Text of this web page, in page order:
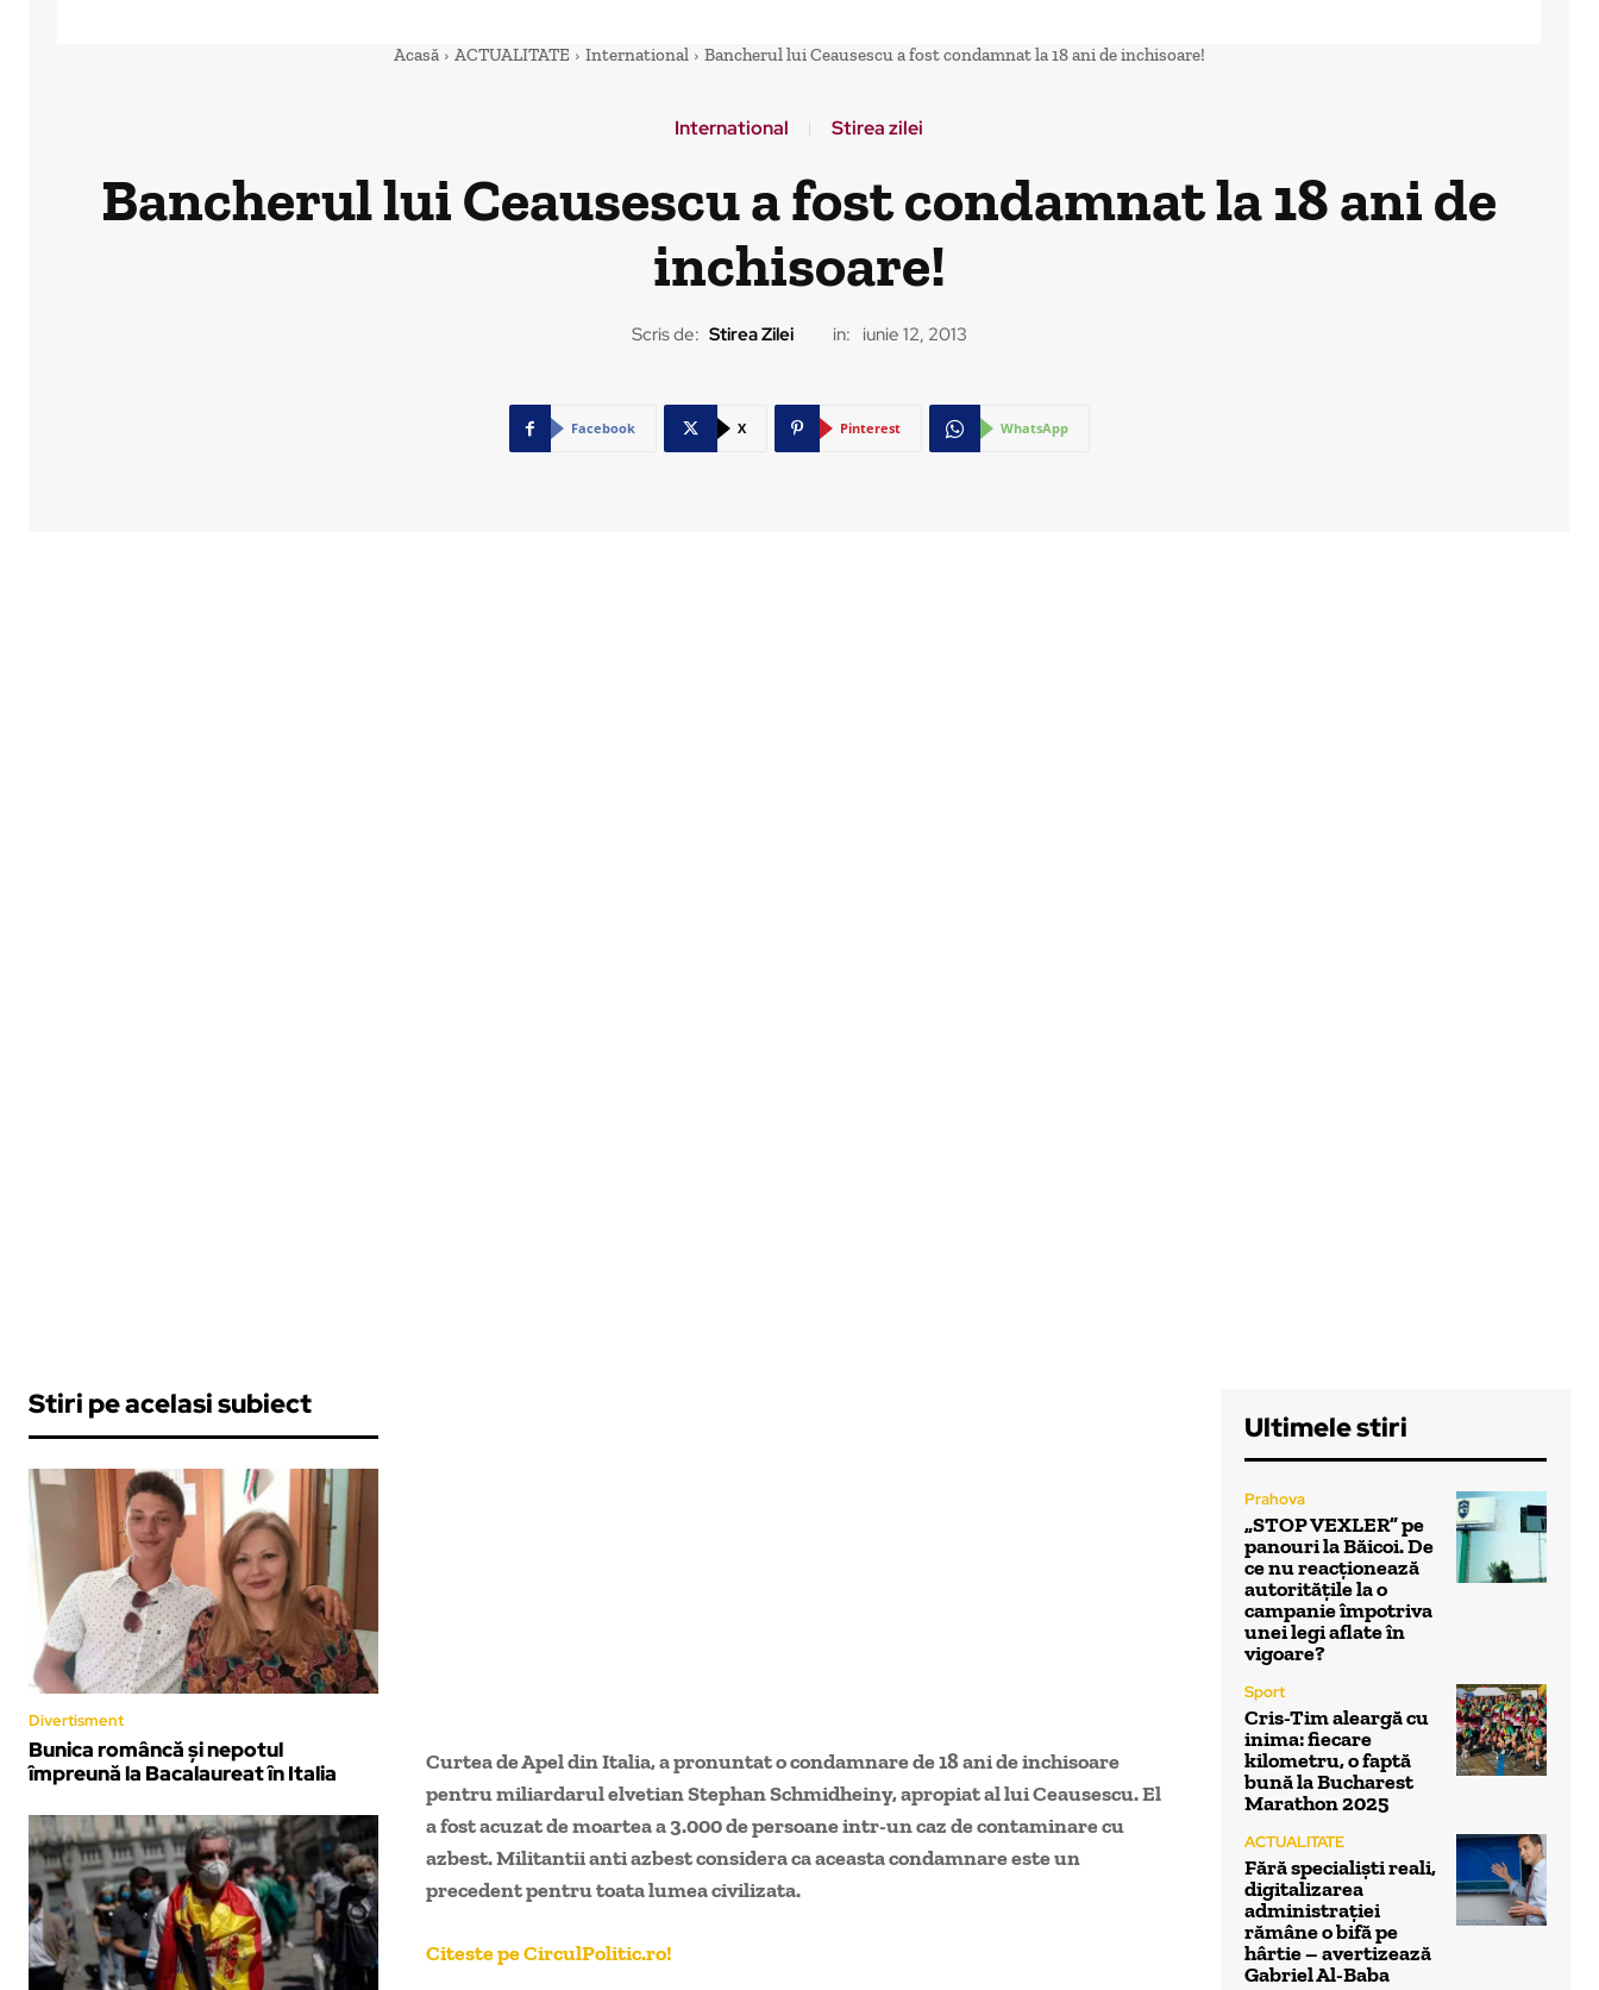
Acasă ACTUALITATE International Bancherul lui Ceausescu a fost condamnat la 18 ani de inchisoare!
International Stirea zilei
Bancherul lui Ceausescu a fost condamnat la 18 ani de
inchisoare!
Scris de: Stirea Zilei in: iunie 12, 2013
Facebook X Pinterest WhatsApp
Stiri pe acelasi subiect
Divertisment
Bunica româncă și nepotul
împreună la Bacalaureat în Italia
Curtea de Apel din Italia, a pronuntat o condamnare de 18 ani de inchisoare
pentru miliardarul elvetian Stephan Schmidheiny, apropiat al lui Ceausescu. El
a fost acuzat de moartea a 3.000 de persoane intr-un caz de contaminare cu
azbest. Militantii anti azbest considera ca aceasta condamnare este un
precedent pentru toata lumea civilizata.
Citeste pe CirculPolitic.ro!
Ultimele stiri
Prahova
„STOP VEXLER” pe
panouri la Băicoi. De
ce nu reacționează
autoritățile la o
campanie împotriva
unei legi aflate în
vigoare?
Sport
Cris-Tim aleargă cu
inima: fiecare
kilometru, o faptă
bună la Bucharest
Marathon 2025
ACTUALITATE
Fără specialiști reali,
digitalizarea
administrației
rămâne o bifă pe
hârtie – avertizează
Gabriel Al-Baba